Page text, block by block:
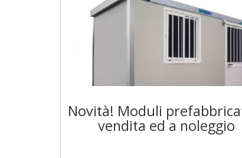
Novità! Moduli
vendita ed a noleggio